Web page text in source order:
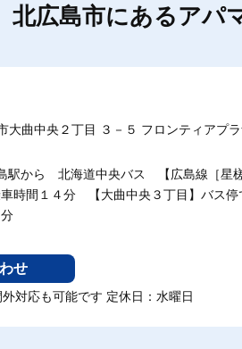
北広島市にあるアパ
大曲中央２丁目 ３－５ フロンティアプラ
駅から 北海道中央バス 【広島線［星
時間１４分 【大曲中央３丁目】バス
せ
対応も可能です 定休日：水曜日